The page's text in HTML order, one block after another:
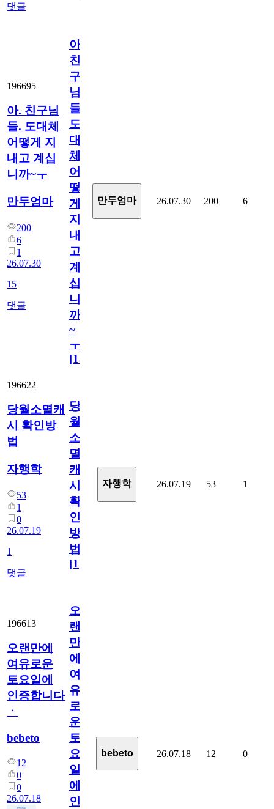
댓글
196695
아. 친구님
들. 도대체
어떻게 지
내고 계십
니까~ㅜ
만두엄마
200
6
1
26.07.30
15
댓글
아.
친
구
님
들.
도
대
체
어
떻
게
지
내
고
계
십
니
까
~
ㅜ
[15
만두엄마 26.07.30 200 6
196622
당월소멸캐
시 확인방
법
자행학
53
1
0
26.07.19
1
댓글
당
월
소
멸
캐
시
확
인
방
법
[1]
자행학 26.07.19 53 1
196613
오랜만에
여유로운
토요일에
인증합니다
ㆍ
bebeto
12
0
0
26.07.18
오
랜
만
에
여
유
로
운
토
요
일
에
인
bebeto 26.07.18 12 0